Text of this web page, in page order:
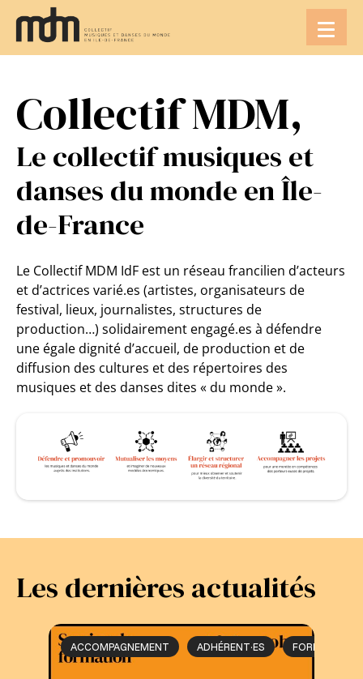
contenu
Collectif MDM,
Le collectif musiques et
danses du monde en Île-
de-France
Le Collectif MDM IdF est un réseau francilien d’acteurs
et d’actrices varié.es (artistes, organisateurs de
festival, lieux, journalistes, structures de
production…) solidairement engagé.es à défendre
une égale dignité d’accueil, de production et de
diffusion des cultures et des répertoires des
musiques et des danses dites « du monde ».
Les dernières actualités
ACCOMPAGNEMENT ADHÉRENT·ES FORMATION